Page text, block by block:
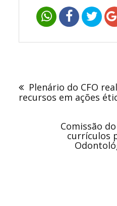
PostPlenário do CFO
recursos em ações
Comissão
currículos